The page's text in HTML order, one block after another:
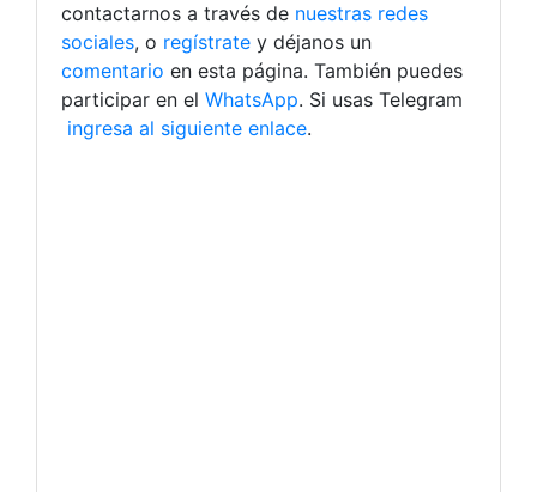
contactarnos a través de nuestras redes
sociales, o regístrate y déjanos un
comentario en esta página. También puedes
participar en el WhatsApp. Si usas Telegram
ingresa al siguiente enlace.